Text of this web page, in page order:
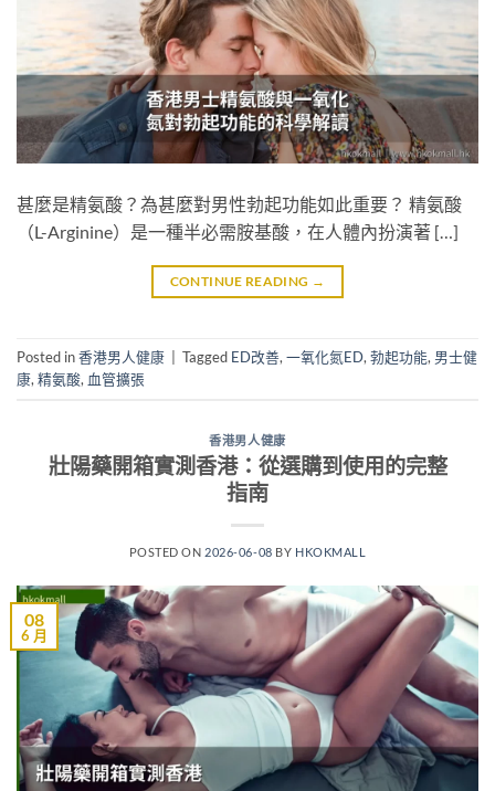
甚麼是精氨酸？為甚麼對男性勃起功能如此重要？ 精氨酸
（L-Arginine）是一種半必需胺基酸，在人體內扮演著 […]
CONTINUE READING →
Posted in香港男人健康 Tagged ED改善,一氧化氮ED,勃起功能, 男士健
康,精氨酸, 血管擴張
香港男人健康
壯陽藥開箱實測香港：從選購到使用的完整
指南
POSTED ON 2026-06-08 BY HKOKMALL
08
6 月